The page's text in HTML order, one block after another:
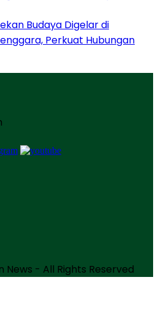
Budaya Digelar di
Perkuat Hubungan
- All Rights Reserved